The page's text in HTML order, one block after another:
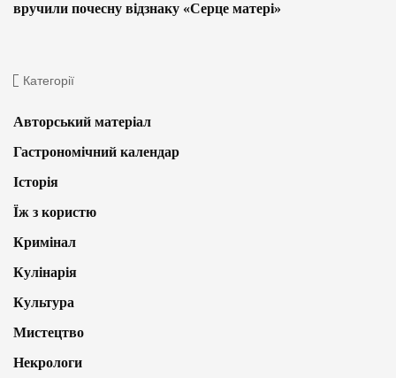
вручили почесну відзнаку «Серце матері»
Категорії
Авторський матеріал
Гастрономічний календар
Історія
Їж з користю
Кримінал
Кулінарія
Культура
Мистецтво
Некрологи